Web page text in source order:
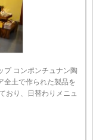
プ コンポンチュナン陶
全土で作られた製品を
おり、日替わりメニュ